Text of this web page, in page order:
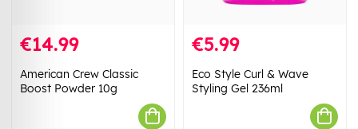
€14.99
American Crew Classic
Boost Powder 10g
€5.99
Eco Style Curl & Wave
Styling Gel 236ml